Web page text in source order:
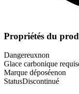
Propriétés du
Dangereuxnon
Glace carbonique
Marque déposéenon
StatusDiscontinué